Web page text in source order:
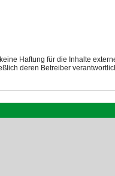
Haftung für die Inhalte
deren Betreiber